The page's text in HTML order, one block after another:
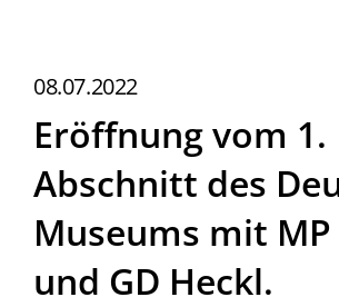
08.07.2022
Eröffnung vom 1.
Abschnitt des
Museums mit
und GD Heckl.